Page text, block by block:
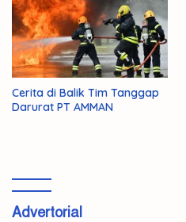
Cerita di Balik Tim Tanggap
Darurat PT AMMAN
Advertorial